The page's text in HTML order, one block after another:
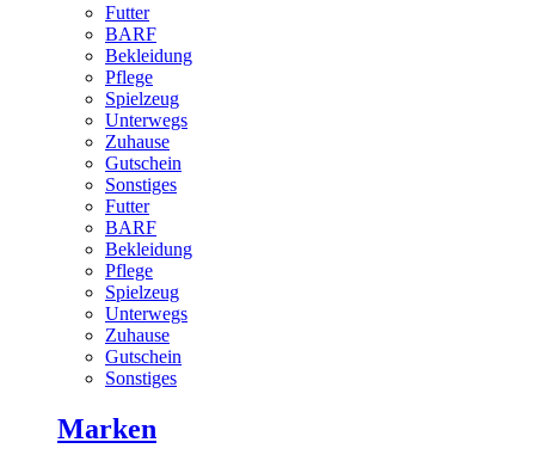
Futter
BARF
Bekleidung
Pflege
Spielzeug
Unterwegs
Zuhause
Gutschein
Sonstiges
Futter
BARF
Bekleidung
Pflege
Spielzeug
Unterwegs
Zuhause
Gutschein
Sonstiges
Marken